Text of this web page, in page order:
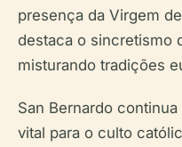
presença da Virgem
destaca o sincretismo
misturando tradições
San Bernardo
vital para o culto